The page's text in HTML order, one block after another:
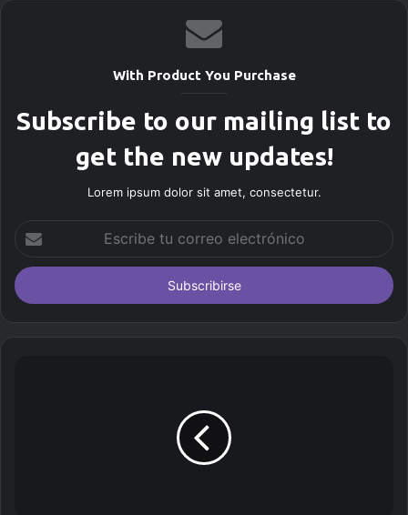
With Product You Purchase
Subscribe to our mailing list to
get the new updates!
Lorem ipsum dolor sit amet, consectetur.
r